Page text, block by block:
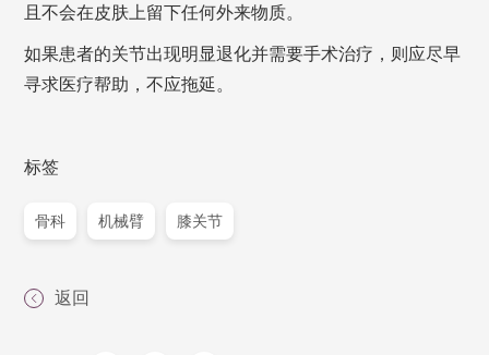
且不会在皮肤上留下任何外来物质。
如果患者的关节出现明显退化并需要手术治疗，则应尽早
寻求医疗帮助，不应拖延。
标签
骨科 机械臂 膝关节
返回